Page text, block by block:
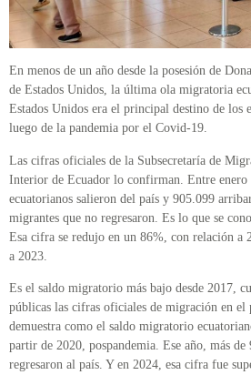
En menos de un año desde la posesión de
de Estados Unidos, la última ola migratoria
Estados Unidos era el principal destino de los
luego de la pandemia por el Covid-19.
Las cifras oficiales de la Subsecretaría de
Interior de Ecuador lo confirman. Entre
ecuatorianos salieron del país y 905.099
migrantes que no regresaron. Es lo que se
Esa cifra se redujo en un 86%, con relación a
a 2023.
Es el saldo migratorio más bajo desde 2017,
públicas las cifras oficiales de migración en el
demuestra como el saldo migratorio
partir de 2020, pospandemia. Ese año, más de
regresaron al país. Y en 2024, esa cifra fue